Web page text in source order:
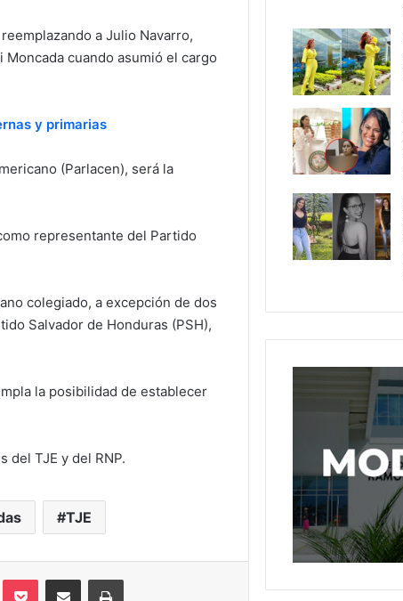
a Julio Navarro,
cuando asumió el cargo
y primarias
(Parlacen), será la
representante del Partido
colegiado, a excepción de dos
Salvador de Honduras (PSH),
la posibilidad de establecer
del TJE y del RNP.
TJE
Pocket compartit via email Print